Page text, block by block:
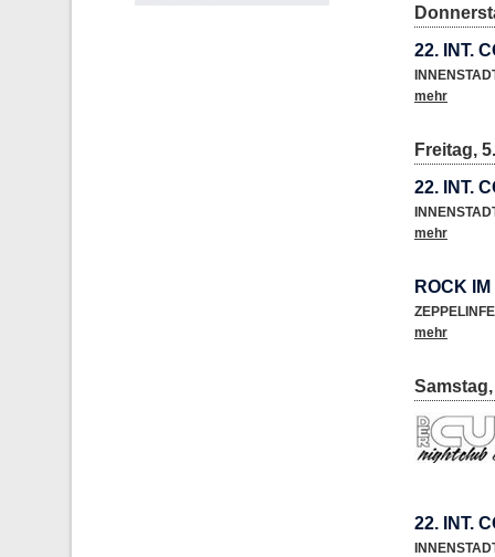
22. INT.
mehr
Freitag,
22. INT.
mehr
ROCK
mehr
22. INT.